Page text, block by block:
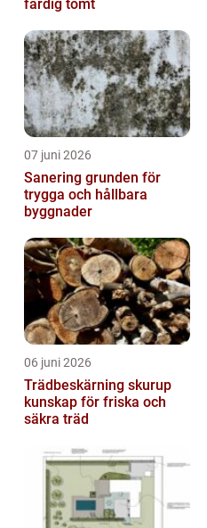
färdig tomt
07 juni 2026
Sanering grunden för
trygga och hållbara
byggnader
06 juni 2026
Trädbeskärning skurup
kunskap för friska och
säkra träd